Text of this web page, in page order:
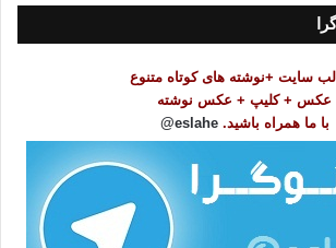
سایت +نوشته های کوتاه متنوع
عکس + کلیپ + عکس نوشته
با ما همراه باشید. eslahe@